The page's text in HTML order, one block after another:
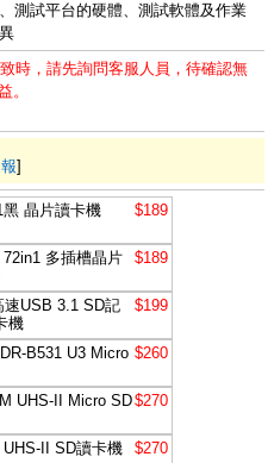
測試平台的硬體、測試軟體及作業
時，請先詢問客服人員，待確認無
。
]
晶片讀卡機 $189
多插槽晶片
$189
速USB 3.1 SD記
機
$199
B531 U3 Micro $260
UHS-II Micro SD$270
II SD讀卡機 $270